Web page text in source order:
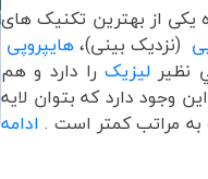
یکی از بهترین تکنیک های
(نزدیک بینی)،هایپروپی
نظير لیزیکرا دارد و هم
وجود دارد كه بتوان لايه
ادامه